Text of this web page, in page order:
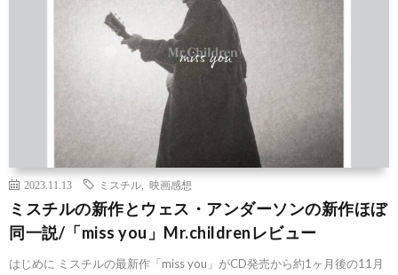
2023.11.13 ミスチル 映画感想
ミスチルの新作とウェス・アンダーソンの新作ほぼ
同一説/「miss you」Mr.childrenレビュー
はじめに ミスチルの最新作「miss you」がCD発売から約1ヶ月後の11月